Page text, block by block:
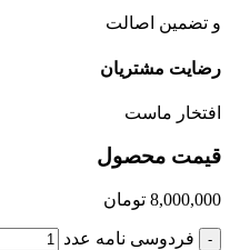
و تضمین اصالت
رضایت مشتریان
افتخار ماست
قیمت محصول
8,000,000 تومان
- فردوسی نامه عدد